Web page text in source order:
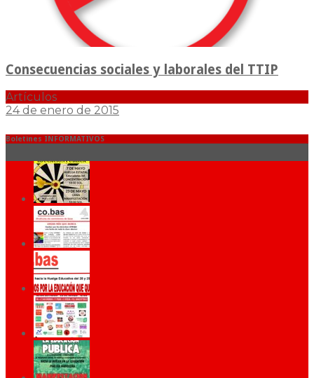
Consecuencias sociales y laborales del TTIP
Artículos
24 de enero de 2015
Boletines INFORMATIVOS